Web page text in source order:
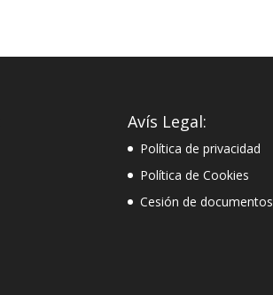
Avís Legal:
Política de privacidad
Política de Cookies
Cesión de documentos